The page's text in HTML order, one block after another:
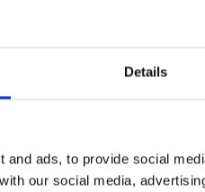
Details
and ads, to provide social
our social media,